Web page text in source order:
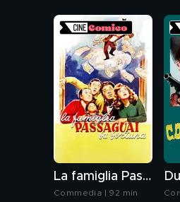
La famiglia Passaguai fa fortuna
Commedia | 92 min